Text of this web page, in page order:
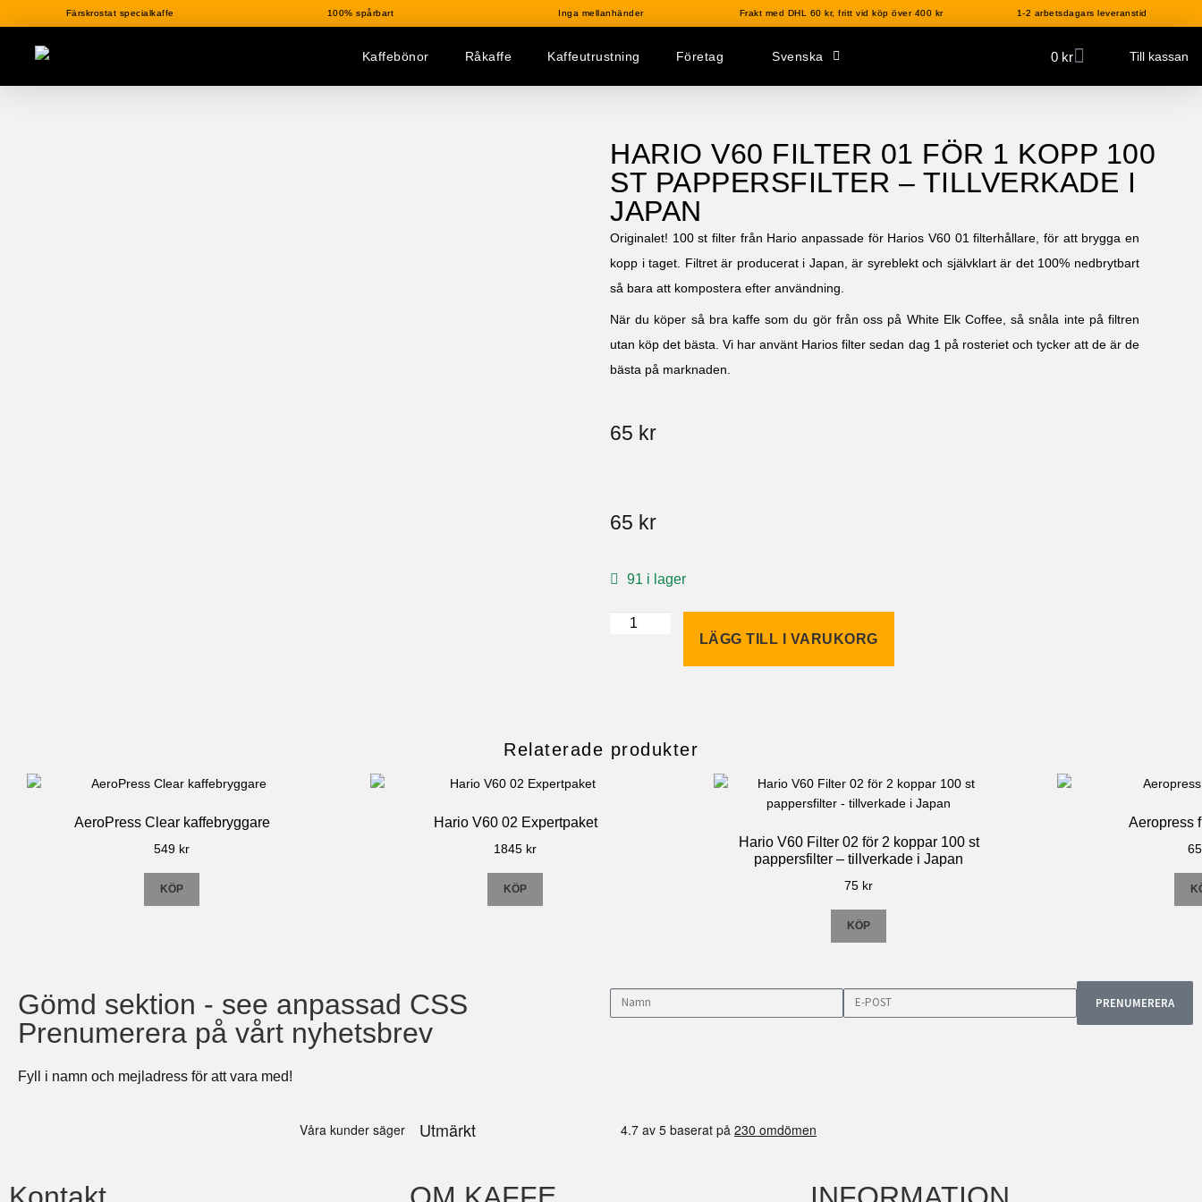
Färskrostat specialkaffe 100% spårbart Inga mellanhänder Frakt med DHL 60 kr, fritt vid köp över 400 kr 1-2 arbetsdagars leveranstid
Kaffebönor Råkaffe Kaffeutrustning Företag Svenska 0 kr Till kassan
HARIO V60 FILTER 01 FÖR 1 KOPP 100
ST PAPPERSFILTER – TILLVERKADE I
JAPAN
Originalet! 100 st filter från Hario anpassade för Harios V60 01 filterhållare, för att brygga en
kopp i taget. Filtret är producerat i Japan, är syreblekt och självklart är det 100% nedbrytbart
så bara att kompostera efter användning.
När du köper så bra kaffe som du gör från oss på White Elk Coffee, så snåla inte på filtren
utan köp det bästa. Vi har använt Harios filter sedan dag 1 på rosteriet och tycker att de är de
bästa på marknaden.
65 kr
65 kr
91 i lager
LÄGG TILL I VARUKORG
Relaterade produkter
AeroPress Clear kaffebryggare
549 kr
KÖP
Hario V60 02 Expertpaket
1845 kr
KÖP
Hario V60 Filter 02 för 2 koppar 100 st
pappersfilter – tillverkade i Japan
75 kr
KÖP
Aeropress
Gömd sektion - see anpassad CSS
Prenumerera på vårt nyhetsbrev
Fyll i namn och mejladress för att vara med!
PRENUMERERA